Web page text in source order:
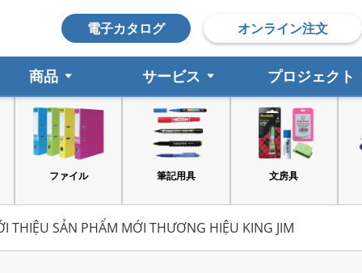
電子カタログ オンライン注文
商品 サービス プロジェクト
筆記用具 文房具 印鑑
THIỆU SẢN PHẨM MỚI THƯƠNG HIỆU KING JIM